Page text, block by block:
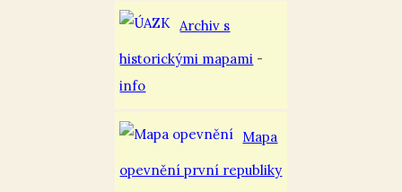
Archiv s
historickými mapami -
info
Mapa
opevnění první republiky